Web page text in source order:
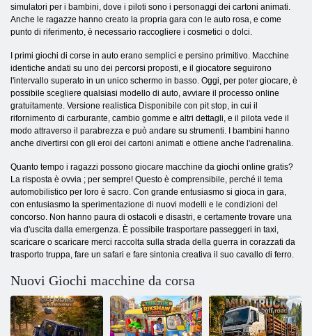
simulatori per i bambini, dove i piloti sono i personaggi dei cartoni animati.
Anche le ragazze hanno creato la propria gara con le auto rosa, e come
punto di riferimento, è necessario raccogliere i cosmetici o dolci.
I primi giochi di corse in auto erano semplici e persino primitivo. Macchine
identiche andati su uno dei percorsi proposti, e il giocatore seguirono
l'intervallo superato in un unico schermo in basso. Oggi, per poter giocare, è
possibile scegliere qualsiasi modello di auto, avviare il processo online
gratuitamente. Versione realistica Disponibile con pit stop, in cui il
rifornimento di carburante, cambio gomme e altri dettagli, e il pilota vede il
modo attraverso il parabrezza e può andare su strumenti. I bambini hanno
anche divertirsi con gli eroi dei cartoni animati e ottiene anche l'adrenalina.
Quanto tempo i ragazzi possono giocare macchine da giochi online gratis?
La risposta è ovvia ; per sempre! Questo è comprensibile, perché il tema
automobilistico per loro è sacro. Con grande entusiasmo si gioca in gara,
con entusiasmo la sperimentazione di nuovi modelli e le condizioni del
concorso. Non hanno paura di ostacoli e disastri, e certamente trovare una
via d'uscita dalla emergenza. È possibile trasportare passeggeri in taxi,
scaricare o scaricare merci raccolta sulla strada della guerra in corazzati da
trasporto truppa, fare un safari e fare sintonia creativa il suo cavallo di ferro.
Nuovi Giochi macchine da corsa